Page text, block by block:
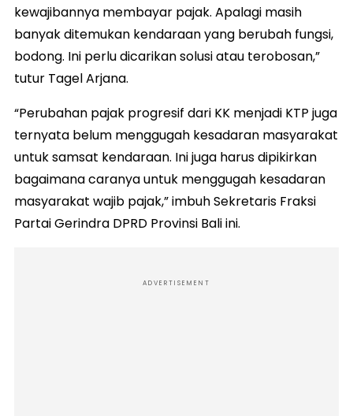
kewajibannya membayar pajak. Apalagi masih
banyak ditemukan kendaraan yang berubah fungsi,
bodong. Ini perlu dicarikan solusi atau terobosan,”
tutur Tagel Arjana.
“Perubahan pajak progresif dari KK menjadi KTP juga
ternyata belum menggugah kesadaran masyarakat
untuk samsat kendaraan. Ini juga harus dipikirkan
bagaimana caranya untuk menggugah kesadaran
masyarakat wajib pajak,” imbuh Sekretaris Fraksi
Partai Gerindra DPRD Provinsi Bali ini.
ADVERTISEMENT